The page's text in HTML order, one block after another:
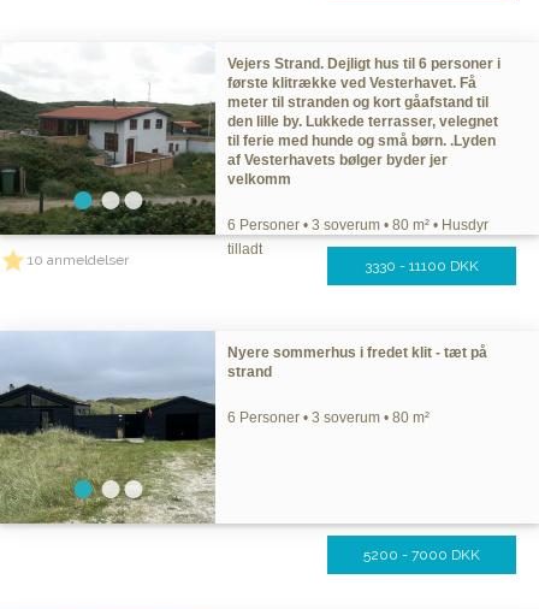
Vejers Strand. Dejligt hus til 6 personer i
første klitrække ved Vesterhavet. Få
meter til stranden og kort gåafstand til
den lille by. Lukkede terrasser, velegnet
til ferie med hunde og små børn. .Lyden
af Vesterhavets bølger byder jer
velkomm
6 Personer • 3 soverum • 80 m² • Husdyr
tilladt
10 anmeldelser 3330 - 11100 DKK
Nyere sommerhus i fredet klit - tæt på
strand
6 Personer • 3 soverum • 80 m²
5200 - 7000 DKK